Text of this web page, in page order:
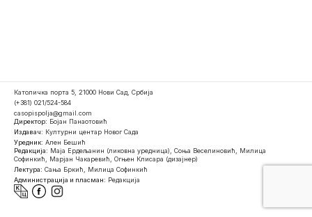
Католичка порта 5, 21000 Нови Сад, Србија
(+381) 021/524-584
casopispolja@gmail.com
Директор: Бојан Панаотовић
Издавач: Културни центар Новог Сада
Уредник: Ален Бешић
Редакција: Маја Ердељанин (ликовна уредница), Соња Веселиновић, Милица
Софинкић, Марјан Чакаревић, Огњен Клисара (дизајнер)
Лектура: Сања Бркић, Милица Софинкић
Администрација и пласман: Редакција